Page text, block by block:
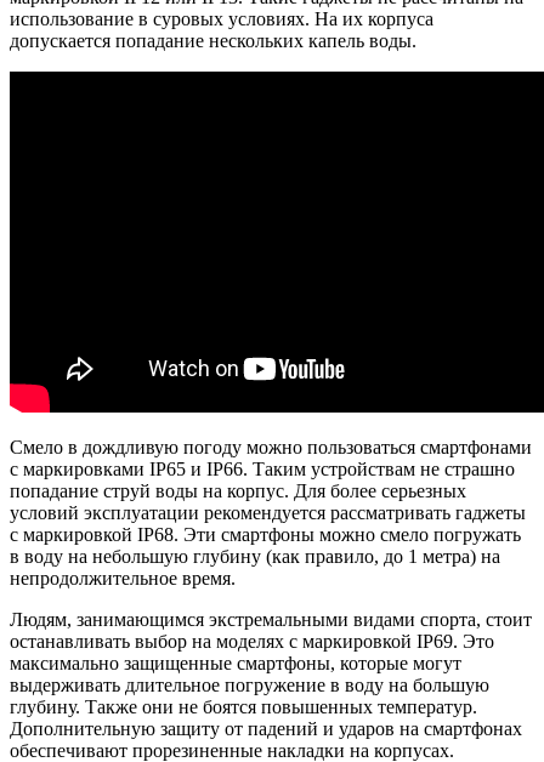
использование в суровых условиях. На их корпуса
допускается попадание нескольких капель воды.
Смело в дождливую погоду можно пользоваться смартфонами
с маркировками IP65 и IP66. Таким устройствам не страшно
попадание струй воды на корпус. Для более серьезных
условий эксплуатации рекомендуется рассматривать гаджеты
с маркировкой IP68. Эти смартфоны можно смело погружать
в воду на небольшую глубину (как правило, до 1 метра) на
непродолжительное время.
Людям, занимающимся экстремальными видами спорта, стоит
останавливать выбор на моделях с маркировкой IP69. Это
максимально защищенные смартфоны, которые могут
выдерживать длительное погружение в воду на большую
глубину. Также они не боятся повышенных температур.
Дополнительную защиту от падений и ударов на смартфонах
обеспечивают прорезиненные накладки на корпусах.